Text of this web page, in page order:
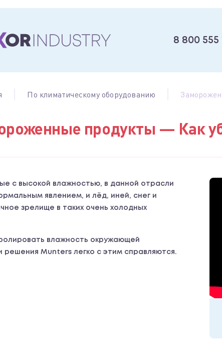
8 800 555
По климатическому оборудованию
продукты — Как
с высокой влажностью, в данной отрасли
явлением, и лёд, иней, снег и
зрелище в таких очень холодных
влажность окружающей
решения Munters легко с этим справляются.